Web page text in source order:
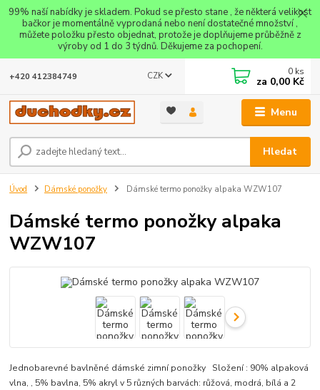
99% naší nabídky je skladem. Pokud se přesto stane , že některá velikost
bačkor je momentálně vyprodaná nebo není dostatečné množství ,
můžete položku přesto objednat, protože je doplňujeme průběžně z
výroby od 1 do 3 týdnů. Děkujeme za pochopení.
Menu
CZK
Hledat
+420 412384749 0 ks
za 0,00 Kč
Úvod Dámské ponožky Dámské termo ponožky alpaka WZW107
Dámské termo ponožky alpaka
WZW107
Jednobarevné bavlněné dámské zimní ponožky Složení : 90% alpaková
vlna, , 5% bavlna, 5% akryl v 5 různých barvách: růžová, modrá, bílá a 2